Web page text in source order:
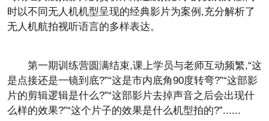
时以不同无人机机型呈现的经典影片为案例,充分解析了
无人机航拍视听语言的多样表达。
第一期训练营圆满结束,课上学员与老师互动频繁,“这
是点接还是一镜到底?”“这是市内底角90度转弯?”“这部影
片的剪辑逻辑是什么?”“这部影片去掉声音之后会出现什
么样的效果?”“这个片子的效果是什么机型拍的?”......